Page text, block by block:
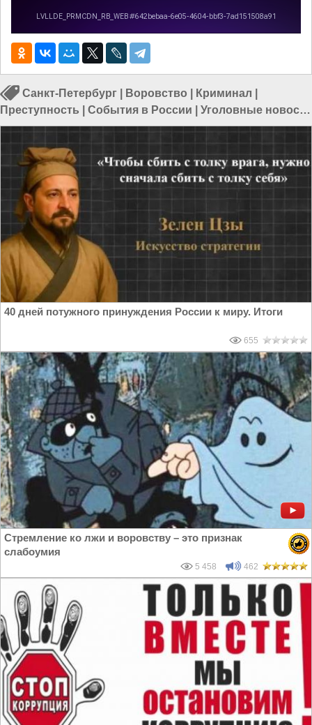
Санкт-Петербург Воровство Криминал
Преступность
События в России
Уголовные новости
России|Происшествия в СПБ|Происшествия в
России
40 дней потужного принуждения России к миру. Итоги
655
Стремление ко лжи и воровству – это признак
слабоумия
5 458 462